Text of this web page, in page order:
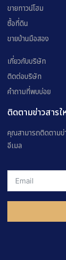
ขายทาวน์โฮม
ซื้อที่ดิน
ขายบ้านมือสอง
เกี่ยวกับบริษัท
ติดต่อบริษัท
คำถามที่พบบ่อย
ติดตามข่าวสารใ
คุณสามารถติดตามข่
อีเมล